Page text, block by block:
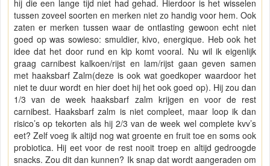
hij die een lange tijd niet had gehad. Hierdoor is het wisselen
tussen zoveel soorten en merken niet zo handig voor hem. Ook
zaten er merken tussen waar de ontlasting gewoon echt niet
goed op was sowieso: smuldier, kivo, energique. Heb ook het
idee dat het door rund en kip komt vooral. Nu wil ik eigenlijk
graag carnibest kalkoen/rijst en lam/rijst gaan geven samen
met haaksbarf Zalm(deze is ook wat goedkoper waardoor het
niet te duur wordt en hier doet hij het ook goed op). Hij zou dan
1/3 van de week haaksbarf zalm krijgen en voor de rest
carnibest. Haaksbarf zalm is niet compleet, maar loop ik dan
risico’s op tekorten als hij 2/3 van de week wel complete kvv’s
eet? Zelf voeg ik altijd nog wat groente en fruit toe en soms ook
probiotica. Hij eet voor de rest nooit troep en altijd gedroogde
snacks. Zou dit dan kunnen? Ik snap dat wordt aangeraden om